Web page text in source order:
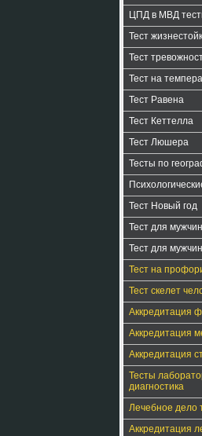
ЦПД в МВД
Тест
Тест
Тест на
Тест Равена
Тест Кеттелла
Тест Люшера
Тесты по
Тест Новый год
Тест для мужчин
Тест для
Тест на
Тест скелет
Аккредитация
Аккредитация
Аккредитация
Тесты
диагностика
Лечебное дело
Аккредитация